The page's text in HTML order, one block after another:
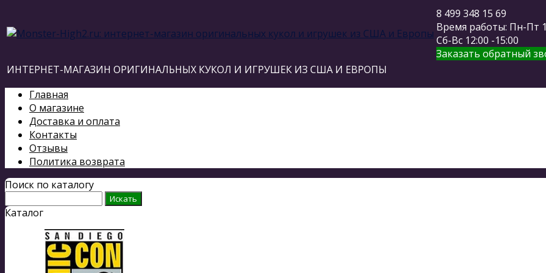
8 499 348 15 69
Время работы: Пн-Пт
Сб-Вс 12:00 -15:00
Заказать обратный
ИНТЕРНЕТ-МАГАЗИН ОРИГИНАЛЬНЫХ КУКОЛ И ИГРУШЕК ИЗ США И ЕВРОПЫ
Главная
О магазине
Доставка и оплата
Контакты
Отзывы
Политика возврата
Поиск по каталогу
Каталог